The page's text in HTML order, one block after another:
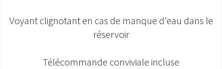
Voyant clignotant en cas de manque d'eau dans le
réservoir
Télécommande conviviale incluse